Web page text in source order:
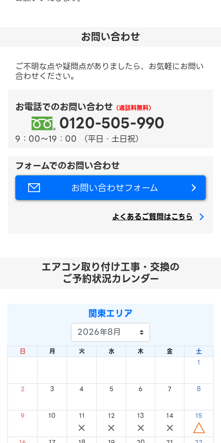
お問い合わせ
ご不明な点や疑問点がありましたら、お気軽にお問い
合わせください。
お電話でのお問い合わせ （通話料無料）
0120-505-990
9：00～19：00 （平日・土日祝）
フォームでのお問い合わせ
お問い合わせフォーム
よくあるご質問はこちら
エアコン取り付け工事・交換の
ご予約状況カレンダー
関東エリア
日 月 火 水 木 金
土
1
2 3 4 5 6 7 8
9 10 11
×
12
×
13
×
14
×
15
△